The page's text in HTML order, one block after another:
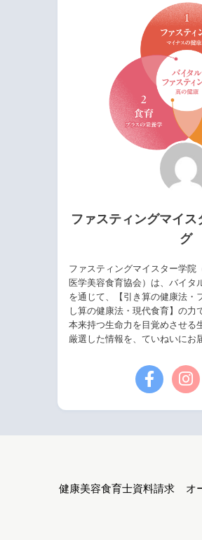
ファスティングマイス
グ
ファスティングマイスター学院
医学美容食育協会）は、バイタ
を通じて、【引き算の健康法・
し算の健康法・現代食育】の力
本来持つ生命力を目覚めさせる
厳選した情報を、ていねいにお
健康美容食育士資料請求 オ